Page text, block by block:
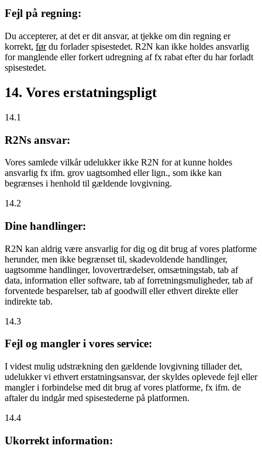
Fejl på regning:
Du accepterer, at det er dit ansvar, at tjekke om din regning er
korrekt, førdu forlader spisestedet. R2N kan ikke holdes ansvarlig
for manglende eller forkert udregning af fx rabat efter du har forladt
spisestedet.
14. Vores erstatningspligt
14.1
R2Ns ansvar:
Vores samlede vilkår udelukker ikke R2N for at kunne holdes
ansvarlig fx ifm. grov uagtsomhed eller lign., som ikke kan
begrænses i henhold til gældende lovgivning.
14.2
Dine handlinger:
R2N kan aldrig være ansvarlig for dig og dit brug af vores platforme
herunder, men ikke begrænset til, skadevoldende handlinger,
uagtsomme handlinger, lovovertrædelser, omsætningstab, tab af
data, information eller software, tab af forretningsmuligheder, tab af
forventede besparelser, tab af goodwill eller ethvert direkte eller
indirekte tab.
14.3
Fejl og mangler i vores service:
I videst mulig udstrækning den gældende lovgivning tillader det,
udelukker vi ethvert erstatningsansvar, der skyldes oplevede fejl eller
mangler i forbindelse med dit brug af vores platforme, fx ifm. de
aftaler du indgår med spisestederne på platformen.
14.4
Ukorrekt information: